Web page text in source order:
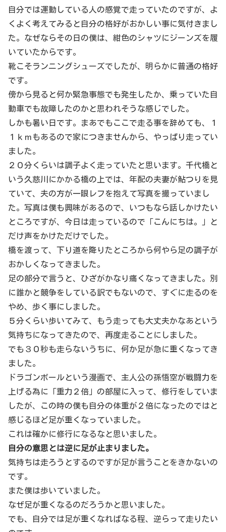
自分では運動している人の感覚で走っていたのですが、よ
くよく考えてみると自分の格好がおかしい事に気付きまし
た。なぜならその日の僕は、紺色のシャツにジーンズを履
いていたからです。
靴こそランニングシューズでしたが、明らかに普通の格好
です。
傍から見ると何か緊急事態でも発生したか、乗っていた自
動車でも故障したのかと思われそうな感じでした。
しかも暑い日です。まあでもここで走る事を辞めても、１
１ｋｍもあるので家につきませんから、やっぱり走ってい
ました。
２０分くらいは調子よく走っていたと思います。千代橋と
いう久慈川にかかる橋の上では、年配の夫妻が鮎つりを見
ていて、夫の方が一眼レフを抱えて写真を撮っていまし
た。写真は僕も興味があるので、いつもなら話しかけたい
ところですが、今日は走っているので「こんにちは。」と
だけ声をかけただけでした。
橋を渡って、下り道を降りたところから何やら足の調子が
おかしくなってきました。
足の部分で言うと、ひざがかなり痛くなってきました。別
に誰かと競争をしている訳でもないので、すぐに走るのを
やめ、歩く事にしました。
５分くらい歩いてみて、もう走っても大丈夫かなあという
気持ちになってきたので、再度走ることにしました。
でも３０秒も走らないうちに、何か足が急に重くなってき
ました。
ドラゴンボールという漫画で、主人公の孫悟空が戦闘力を
上げる為に「重力２倍」の部屋に入って、修行をしていま
したが、この時の僕も自分の体重が２倍になったのではと
感じるほど足が重くなっていました。
これは確かに修行になるなと思いました。
自分の意思とは逆に足が止まりました。
気持ちは走ろうとするのですが足が言うことをきかないの
です。
また僕は歩いていました。
なぜ足が重くなるのだろうかと思いました。
でも、自分では足が重くなればなる程、逆らって走りたい